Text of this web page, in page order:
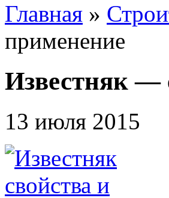
Главная »
применение
Известняк —
13 июля 2015